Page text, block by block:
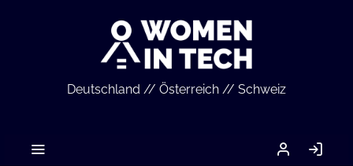
Deutschland // Österreich // Schweiz
MEIN